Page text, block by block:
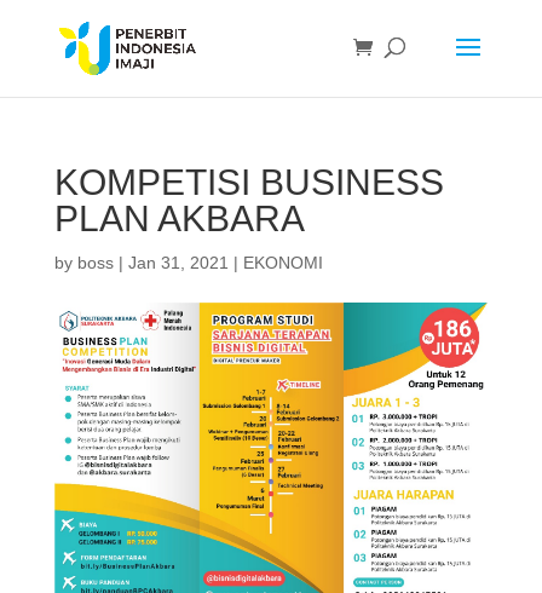
KOMPETISI BUSINESS
PLAN AKBARA
by boss| Jan 31, 2021 | EKONOMI